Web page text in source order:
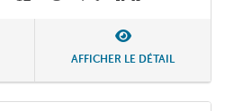
AFFICHER LE DÉTAIL